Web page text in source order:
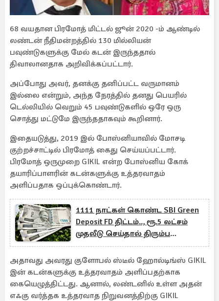
68 வயதான பிரமோத் மிட்டல் ஜூன் 2020 -ம் ஆண்டில்
லண்டன் நீதிமன்றத்தில் 130 மில்லியன்
பவுண்டுகளுக்கு மேல் கடன் இருந்ததால்
திவாலானதாக அறிவிக்கப்பட்டார்.
அப்போது அவர், தனக்கு தனிப்பட்ட வருமானம்
இல்லை என்றும், அந்த நேரத்தில் தனது பெயரில்
டெல்லியில் வெறும் 45 பவுண்டுகளில் ஒரே ஒரு
சொத்து மட்டுமே இருந்ததாகவும் கூறினார்.
இதையடுத்து, 2019 இல் போஸ்னியாவில் மோசடி
குற்றச்சாட்டில் பிரமோத் கைது செய்யப்பட்டார்.
பிரமோத் ஒருமுறை GIKIL என்ற போஸ்னிய கோக்
தயாரிப்பாளரின் கடன்களுக்கு உத்தரவாதம்
அளிப்பதாக ஒப்புக்கொண்டார்.
1111 நாட்கள் கொண்ட SBI Green
Deposit FD திட்டம்.., ரூ.5 லட்சம்
முதலீடு செய்தால் திரும்ப
கிடைக்கும் தொகை எவ்வளவு?
அதாவது அவரது குளோபல் ஸ்டீல் ஹோல்டிங்ஸ் GIKIL
இன் கடன்களுக்கு உத்தரவாதம் அளிப்பதற்காக
கையெழுத்திட்டது. ஆனால், லண்டனில் உள்ள அதன்
எஃகு வர்த்தக உத்தரவாத நிறுவனத்திற்கு GIKIL